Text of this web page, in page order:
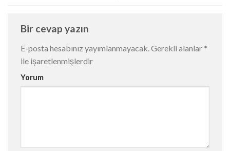
Bir cevap yazın
E-posta hesabınız yayımlanmayacak. Gerekli alanlar *
ile işaretlenmişlerdir
Yorum